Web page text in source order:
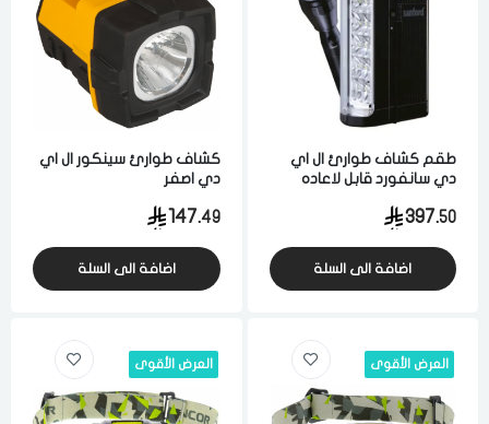
طقم كشاف طوارئ ال اي
دي سانفورد قابل لاعاده
397.50
اضافة الى السلة
كشاف طوارئ سينكور ال اي
دي اصفر
147.49
اضافة الى السلة
العرض الأقوى العرض الأقوى